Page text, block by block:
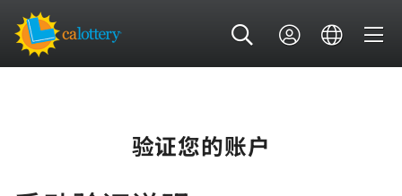
验证您的账户